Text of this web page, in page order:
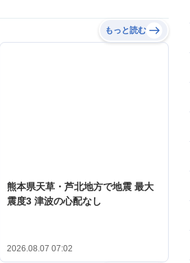
もっと読む
熊本県天草・芦北地方で地震 最大
震度3 津波の心配なし
2026.08.07 07:02